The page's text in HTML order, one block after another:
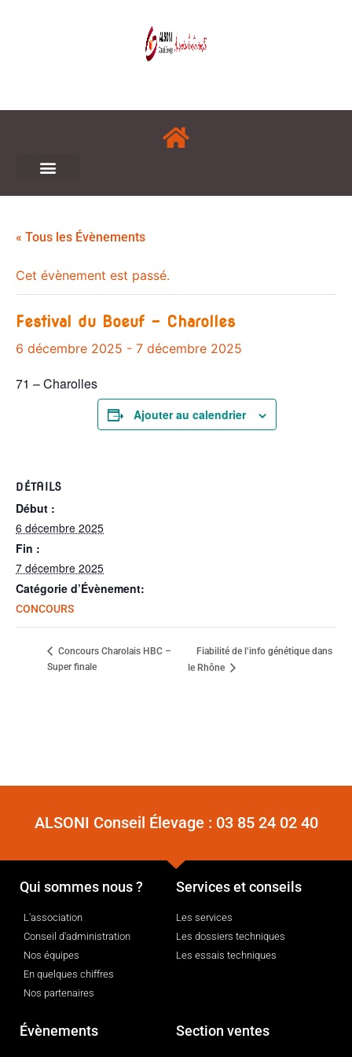
« Tous les Évènements
Cet évènement est passé.
Festival du Boeuf – Charolles
6 décembre 2025 - 7 décembre 2025
71 – Charolles
Ajouter au calendrier
DÉTAILS
Début :
6 décembre 2025
Fin :
7 décembre 2025
Catégorie d’Évènement:
CONCOURS
Concours Charolais HBC –
Super finale
Fiabilité de l’info génétique dans
le Rhône
ALSONI Conseil Élevage : 03 85 24 02 40
Qui sommes nous ?
L'association
Conseil d'administration
Nos équipes
En quelques chiffres
Nos partenaires
Services et conseils
Les services
Les dossiers techniques
Les essais techniques
Évènements Section ventes